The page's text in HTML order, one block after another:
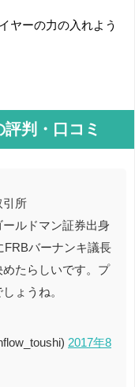
ヤーの力の入れよう
判・口コミ
引所
ルドマン証券出身
FRBバーナンキ議長
たらしいです。プ
ょうね。
2017年8